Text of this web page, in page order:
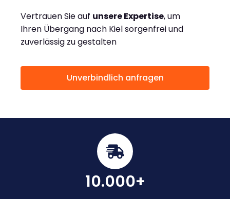
Vertrauen Sie auf unsere Expertise, um
Ihren Übergang nach Kiel sorgenfrei und
zuverlässig zu gestalten
Unverbindlich anfragen
10.000+